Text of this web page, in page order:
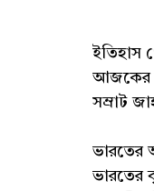
ইতিহাস
আজকের
সম্রাট
ভারতের
ভারতের